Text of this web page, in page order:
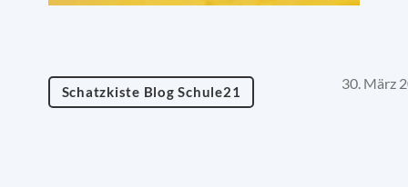
Schatzkiste Blog Schule21 30. März